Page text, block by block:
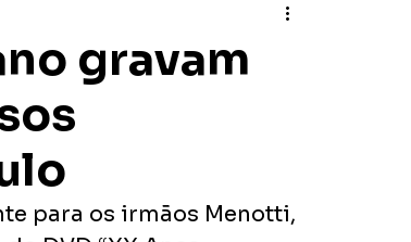
gravam
para os irmãos Menotti,